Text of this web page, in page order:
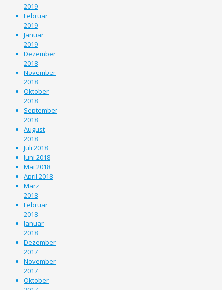
2019
Februar
2019
Januar
2019
Dezember
2018
November
2018
Oktober
2018
September
2018
August
2018
Juli 2018
Juni 2018
Mai 2018
April 2018
März
2018
Februar
2018
Januar
2018
Dezember
2017
November
2017
Oktober